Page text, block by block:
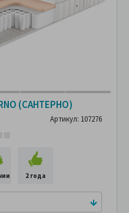
(САНТЕРНО)
Артикул: 107276
2 года